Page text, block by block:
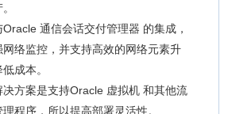
通信会话交付管理器 的集成，
网络监控，并支持高效的网络元素升
成本。
决方案是支持Oracle 虚拟机 和其他流
程序，所以提高部署灵活性。